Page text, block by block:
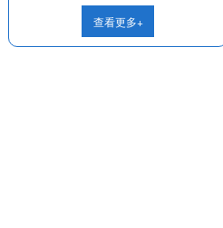
查看更多+